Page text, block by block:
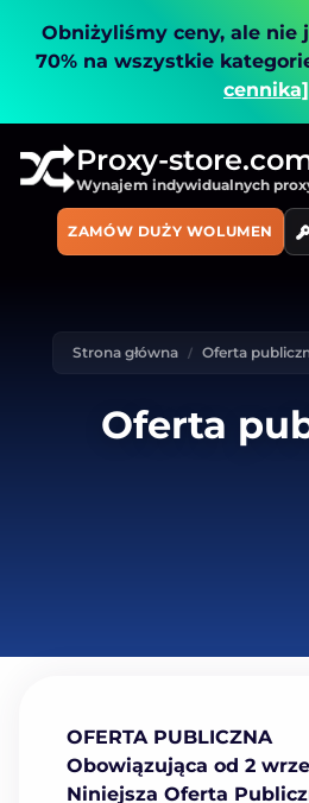
Obniżyliśmy ceny, ale nie
70% na wszystkie
cennika]
Proxy-
Wynajem indywidualnych
ZAMÓW DUŻY WOLUMEN
Strona główna Oferta
Oferta
OFERTA PUBLICZNA
Obowiązująca od 2
Niniejsza Oferta